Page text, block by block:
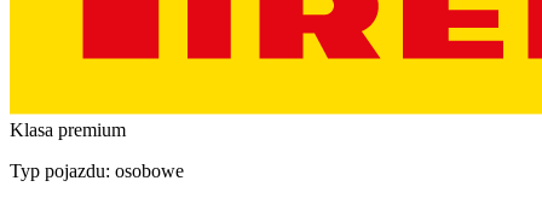
Klasa premium
Typ pojazdu: osobowe